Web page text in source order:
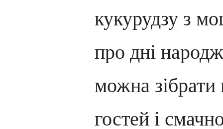
кукурудзу з
про дні
можна
гостей і